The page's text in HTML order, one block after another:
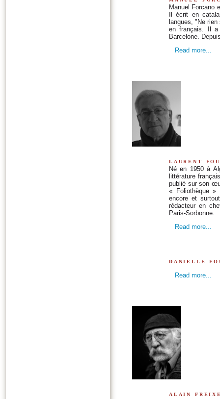
Manuel Forcano
Il écrit en
langues, "Ne
en français. Il a
Barcelone.
Read more...
laurent
Né en 1950 à
littérature
publié sur son
« Foliothèque »
encore et
rédacteur en
Paris-Sorbonne.
Read more...
danielle
Read more...
alain